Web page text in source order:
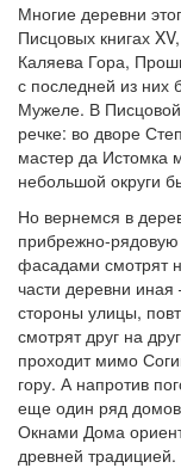
Многие деревни
Писцовых книгах
Каляева Гора,
с последней из
Мужеле. В
речке: во дворе
мастер да Истомка
небольшой округи
Но вернемся в
прибрежно-
фасадами смотрят
части деревни
стороны улицы,
смотрят друг на
проходит мимо
гору. А напротив
еще один ряд
Окнами Дома
древней традицией.